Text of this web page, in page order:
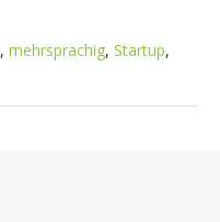
, mehrsprachig, Startup,